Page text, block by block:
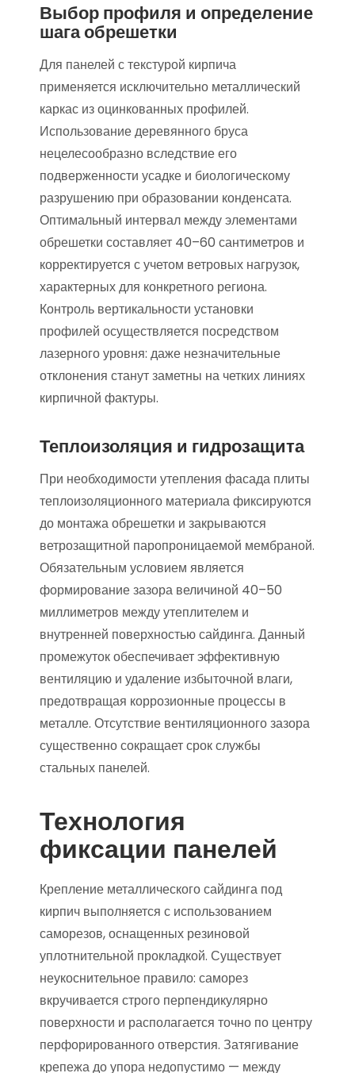
Выбор профиля и определение
шага обрешетки
Для панелей с текстурой кирпича
применяется исключительно металлический
каркас из оцинкованных профилей.
Использование деревянного бруса
нецелесообразно вследствие его
подверженности усадке и биологическому
разрушению при образовании конденсата.
Оптимальный интервал между элементами
обрешетки составляет 40–60 сантиметров и
корректируется с учетом ветровых нагрузок,
характерных для конкретного региона.
Контроль вертикальности установки
профилей осуществляется посредством
лазерного уровня: даже незначительные
отклонения станут заметны на четких линиях
кирпичной фактуры.
Теплоизоляция и гидрозащита
При необходимости утепления фасада плиты
теплоизоляционного материала фиксируются
до монтажа обрешетки и закрываются
ветрозащитной паропроницаемой мембраной.
Обязательным условием является
формирование зазора величиной 40–50
миллиметров между утеплителем и
внутренней поверхностью сайдинга. Данный
промежуток обеспечивает эффективную
вентиляцию и удаление избыточной влаги,
предотвращая коррозионные процессы в
металле. Отсутствие вентиляционного зазора
существенно сокращает срок службы
стальных панелей.
Технология
фиксации панелей
Крепление металлического сайдинга под
кирпич выполняется с использованием
саморезов, оснащенных резиновой
уплотнительной прокладкой. Существует
неукоснительное правило: саморез
вкручивается строго перпендикулярно
поверхности и располагается точно по центру
перфорированного отверстия. Затягивание
крепежа до упора недопустимо — между